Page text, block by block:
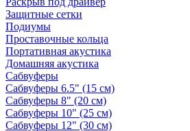
Защитные сетки
Подиумы
Проставочные кольца
Портативная акустика
Домашняя акустика
Сабвуферы
Сабвуферы 6.5" (15 см)
Сабвуферы 8" (20 см)
Сабвуферы 10" (25 см)
Сабвуферы 12" (30 см)